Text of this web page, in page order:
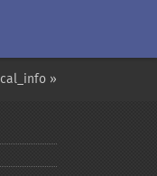
cal_info »